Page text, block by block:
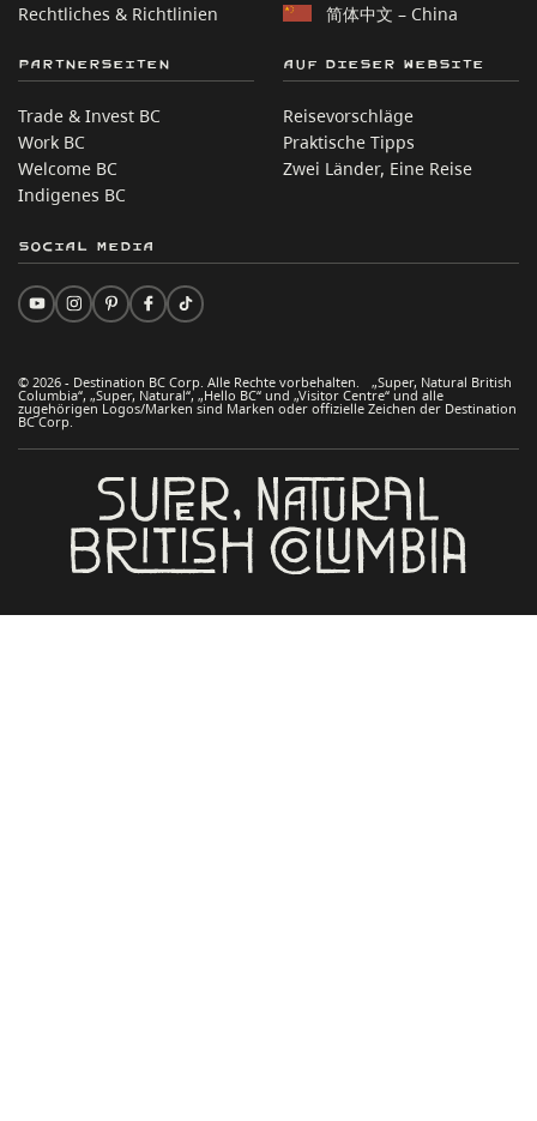
Rechtliches & Richtlinien
简体中文 – China
Partnerseiten
Trade & Invest BC
Work BC
Welcome BC
Indigenes BC
Auf dieser Website
Reisevorschläge
Praktische Tipps
Zwei Länder, Eine Reise
© 2026 - Destination BC Corp. Alle Rechte vorbehalten. „Super, Natural British
Columbia“, „Super, Natural“, „Hello BC“ und „Visitor Centre“ und alle
zugehörigen Logos/Marken sind Marken oder offizielle Zeichen der Destination
BC Corp.
Social Media